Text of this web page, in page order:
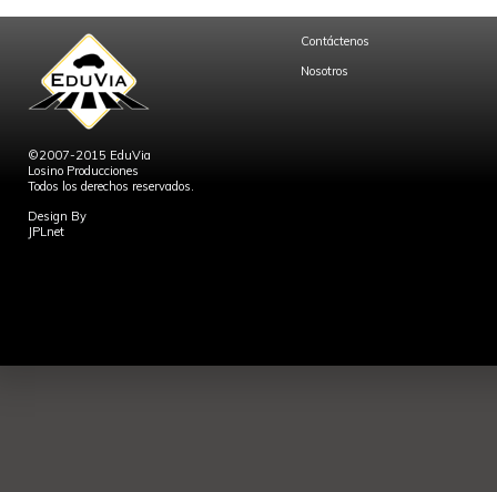
©2007-2015 EduVia
Losino Producciones
Todos los derechos reservados.
Design By
JPLnet
Contáctenos
Nosotros